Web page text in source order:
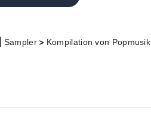
Sampler> Kompilation von Popmusik